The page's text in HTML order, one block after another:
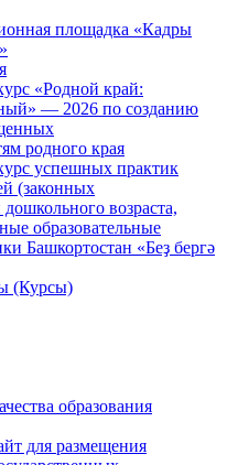
площадка «Кадры
«Родной край:
— 2026 по созданию
родного края
успешных практик
(законных
возраста,
образовательные
Башкортостан «Беҙ бергә
(Курсы)
образования
для размещения